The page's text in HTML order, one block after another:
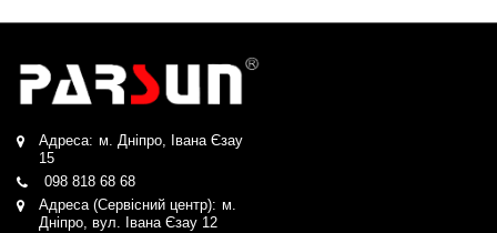
Адреса: м. Дніпро, Івана Єзау
15
098 818 68 68
Адреса (Сервісний центр): м.
Дніпро, вул. Івана Єзау 12